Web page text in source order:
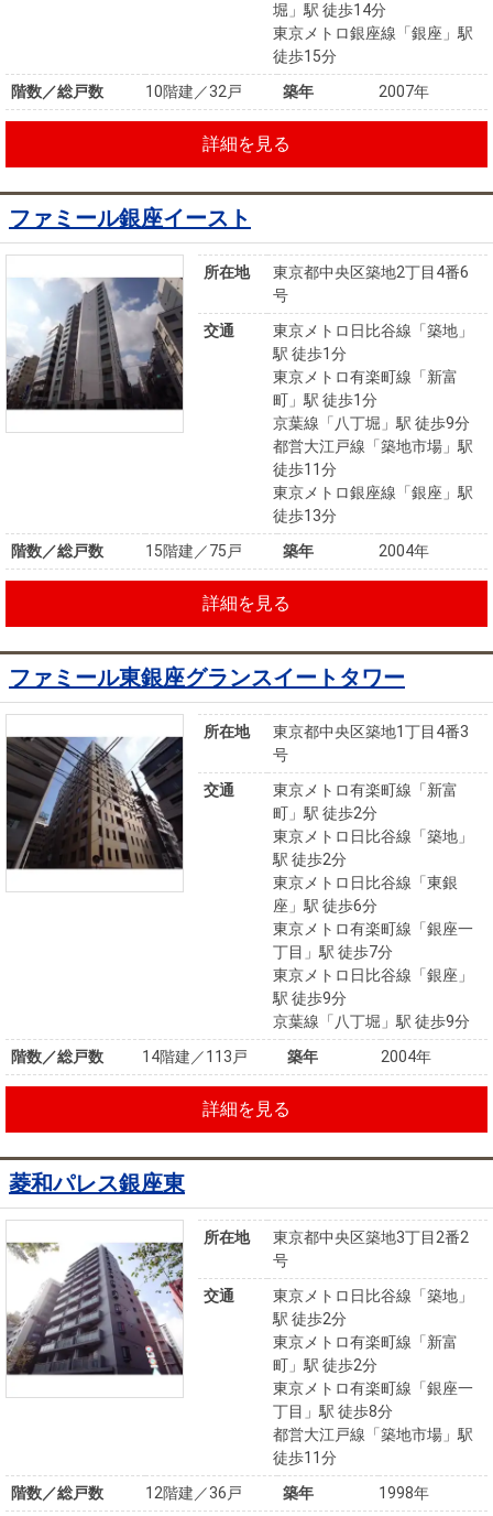
堀」駅 徒歩14分
東京メトロ銀座線「銀座」駅
徒歩15分
階数／総戸数
10階建／32戸 築年 2007年
詳細を見る
ファミール銀座イースト
所在地
東京都中央区築地2丁目4番6
号
交通
東京メトロ日比谷線「築地」
駅 徒歩1分
東京メトロ有楽町線「新富
町」駅 徒歩1分
京葉線「八丁堀」駅 徒歩9分
都営大江戸線「築地市場」駅
徒歩11分
東京メトロ銀座線「銀座」駅
徒歩13分
階数／総戸数
15階建／75戸 築年 2004年
詳細を見る
ファミール東銀座グランスイートタワー
所在地
東京都中央区築地1丁目4番3
号
交通
東京メトロ有楽町線「新富
町」駅 徒歩2分
東京メトロ日比谷線「築地」
駅 徒歩2分
東京メトロ日比谷線「東銀
座」駅 徒歩6分
東京メトロ有楽町線「銀座一
丁目」駅 徒歩7分
東京メトロ日比谷線「銀座」
駅 徒歩9分
京葉線「八丁堀」駅 徒歩9分
階数／総戸数
14階建／113戸 築年 2004年
詳細を見る
菱和パレス銀座東
所在地
東京都中央区築地3丁目2番2
号
交通
東京メトロ日比谷線「築地」
駅 徒歩2分
東京メトロ有楽町線「新富
町」駅 徒歩2分
東京メトロ有楽町線「銀座一
丁目」駅 徒歩8分
都営大江戸線「築地市場」駅
徒歩11分
階数／総戸数
12階建／36戸 築年 1998年